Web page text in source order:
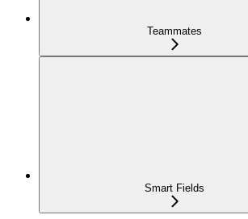
Teammates
Smart Fields